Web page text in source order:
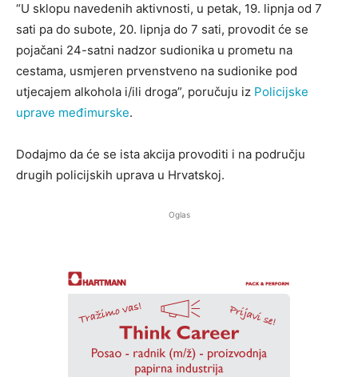
“U sklopu navedenih aktivnosti, u petak, 19. lipnja od 7
sati pa do subote, 20. lipnja do 7 sati, provodit će se
pojačani 24-satni nadzor sudionika u prometu na
cestama, usmjeren prvenstveno na sudionike pod
utjecajem alkohola i/ili droga”, poručuju iz Policijske
uprave međimurske.
Dodajmo da će se ista akcija provoditi i na području
drugih policijskih uprava u Hrvatskoj.
Oglas